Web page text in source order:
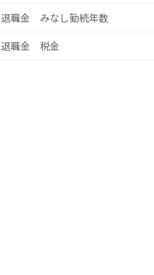
退職金 みなし勤続年数
退職金 税金